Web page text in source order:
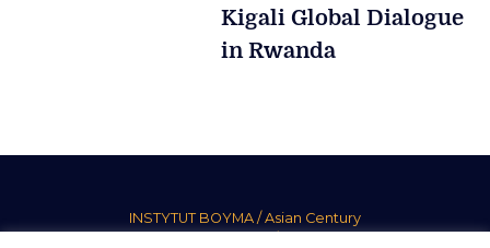
Kigali Global Dialogue
in Rwanda
INSTYTUT BOYMA / Asian Century